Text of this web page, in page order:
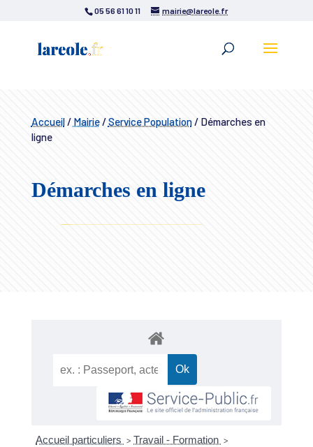
05 56 61 10 11 mairie@lareole.fr
Accueil/ Mairie/Service Population/Démarches en
ligne
Démarches en ligne
Accueil particuliers > Travail - Formation >